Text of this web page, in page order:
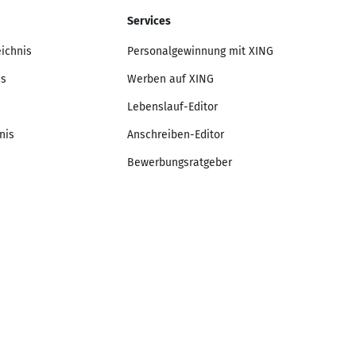
Services
Personalgewinnung mit XING
Werben auf XING
Lebenslauf-Editor
Anschreiben-Editor
Bewerbungsratgeber